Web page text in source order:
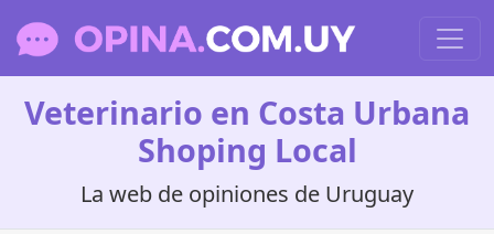
Veterinario en Costa Urbana
Shoping Local
La web de opiniones de Uruguay